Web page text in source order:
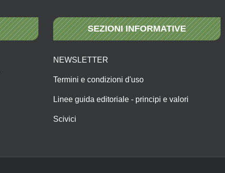
SEZIONI INFORMATIVE
NEWSLETTER
Termini e condizioni d'uso
Linee guida editoriale - principi e valori
Scivici